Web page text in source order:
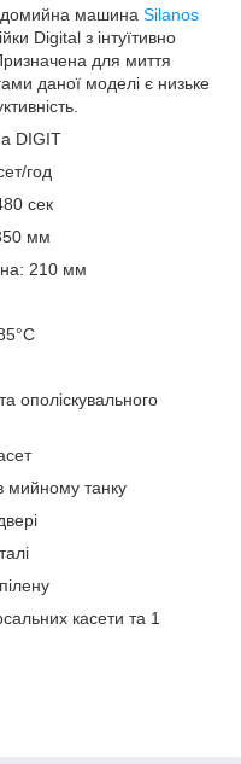
машина Silanos
Digital з інтуїтивно
для миття
даної моделі є низьке
DIGIT
год
сек
мм
210 мм
ополіскувального
мийному танку
касети та 1